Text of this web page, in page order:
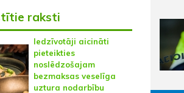
raksti
Iedzīvotāji aicināti
pieteikties
noslēdzošajam
bezmaksas veselīga
uztura nodarbību